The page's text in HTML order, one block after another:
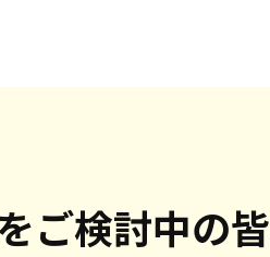
ご検討中の